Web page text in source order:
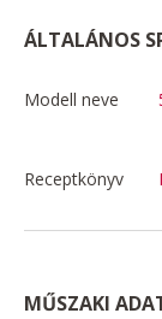
ÁLTALÁNOS
Modell neve
Receptkönyv
MŰSZAKI